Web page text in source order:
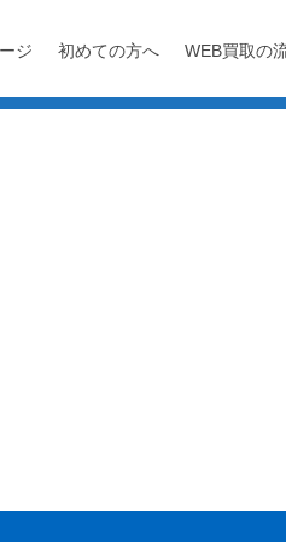
ジ 初めての方へ WEB買取の